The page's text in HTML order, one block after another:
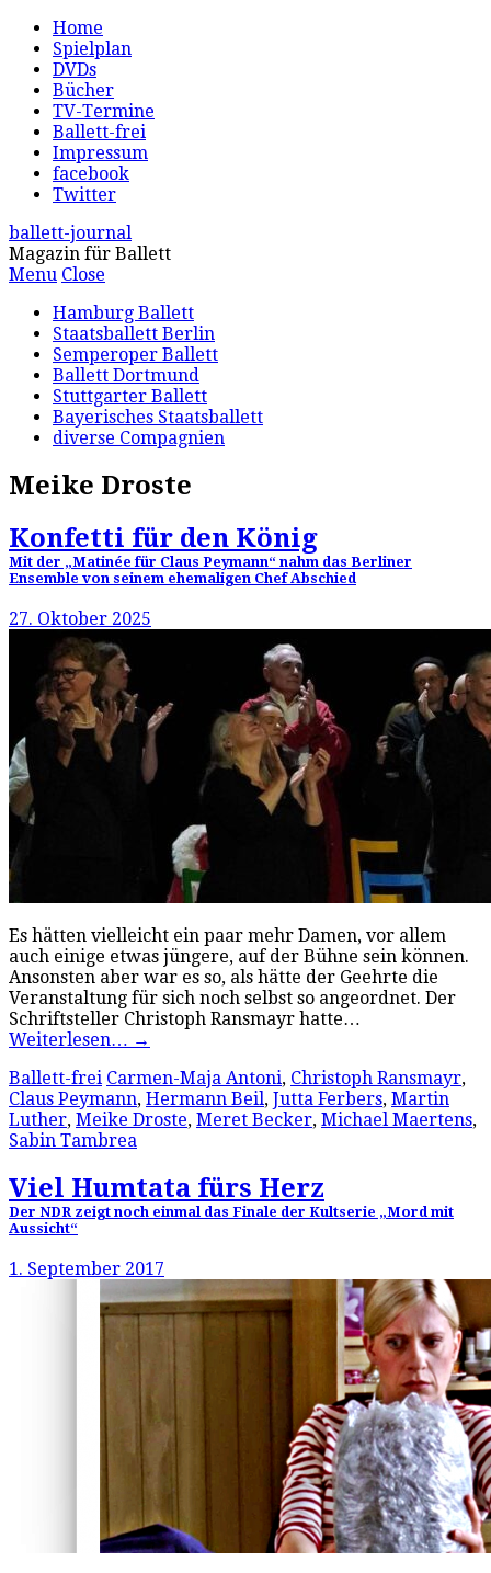
Home
Spielplan
DVDs
Bücher
TV-Termine
Ballett-frei
Impressum
facebook
Twitter
ballett-journal
Magazin für Ballett
Menu Close
Hamburg Ballett
Staatsballett Berlin
Semperoper Ballett
Ballett Dortmund
Stuttgarter Ballett
Bayerisches Staatsballett
diverse Compagnien
Meike Droste
Konfetti für den König
Mit der „Matinée für Claus Peymann“ nahm das Berliner
Ensemble von seinem ehemaligen Chef Abschied
27. Oktober 2025
Es hätten vielleicht ein paar mehr Damen, vor allem
auch einige etwas jüngere, auf der Bühne sein können.
Ansonsten aber war es so, als hätte der Geehrte die
Veranstaltung für sich noch selbst so angeordnet. Der
Schriftsteller Christoph Ransmayr hatte…
Weiterlesen… →
Ballett-frei Carmen-Maja Antoni, Christoph Ransmayr,
Claus Peymann, Hermann Beil, Jutta Ferbers, Martin
Luther, Meike Droste, Meret Becker, Michael Maertens,
Sabin Tambrea
Viel Humtata fürs Herz
Der NDR zeigt noch einmal das Finale der Kultserie „Mord mit
Aussicht“
1. September 2017